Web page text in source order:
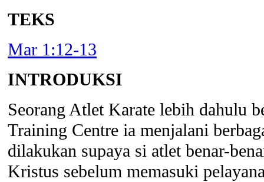
TEKS
Mar 1:12-13
INTRODUKSI
Seorang Atlet Karate lebih dahulu
Training Centre ia menjalani
dilakukan supaya si atlet benar-
Kristus sebelum memasuki